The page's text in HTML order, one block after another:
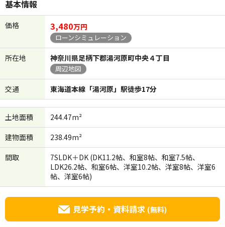
基本情報
価格 3,480万円
ローンシミュレーション
所在地 神奈川県足柄下郡湯河原町中央４丁目
周辺地図
交通 東海道本線「湯河原」駅徒歩17分
土地面積
244.47m²
建物面積
238.49m²
間取
7SLDK＋DK (DK11.2帖、和室8帖、和室7.5帖、
LDK26.2帖、和室6帖、洋室10.2帖、洋室8帖、洋室6
帖、洋室6帖)
見学予約・資料請求 (無料)